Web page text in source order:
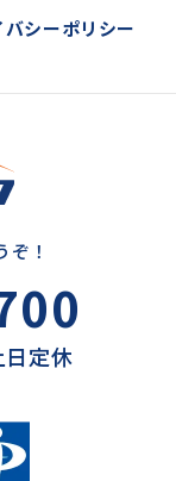
バシーポリシー
！
定休